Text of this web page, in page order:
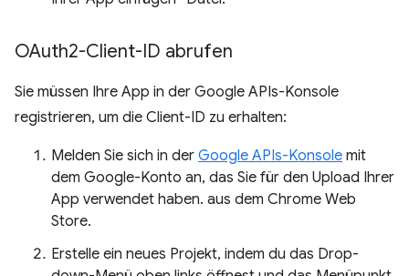
OAuth2-Client-ID abrufen
Sie müssen Ihre App in der Google APIs-Konsole
registrieren, um die Client-ID zu erhalten:
Melden Sie sich in der Google APIs-Konsole mit
dem Google-Konto an, das Sie für den Upload Ihrer
App verwendet haben. aus dem Chrome Web
Store.
Erstelle ein neues Projekt, indem du das Drop-